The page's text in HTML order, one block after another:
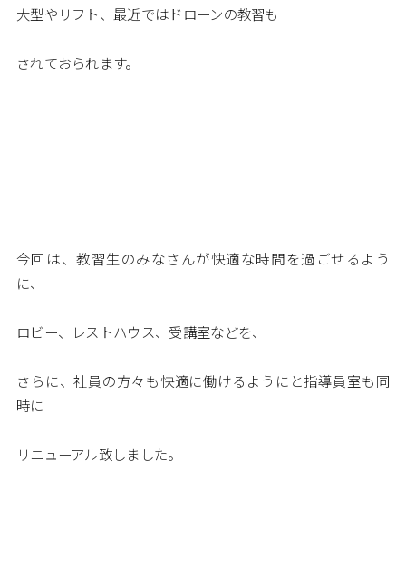
大型やリフト、最近ではドローンの教習も
されておられます。
今回は、教習生のみなさんが快適な時間を過ごせるよう
に、
ロビー、レストハウス、受講室などを、
さらに、社員の方々も快適に働けるようにと指導員室も同
時に
リニューアル致しました。